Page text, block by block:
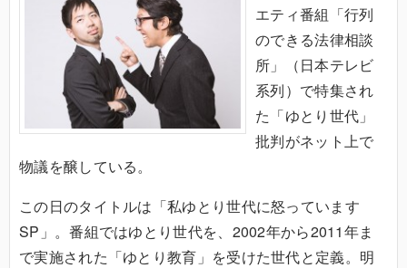
エティ番組「行列
のできる法律相談
所」（日本テレビ
系列）で特集され
た「ゆとり世代」
批判がネット上で
物議を醸している。
この日のタイトルは「私ゆとり世代に怒っています
SP」。番組ではゆとり世代を、2002年から2011年ま
で実施された「ゆとり教育」を受けた世代と定義。明